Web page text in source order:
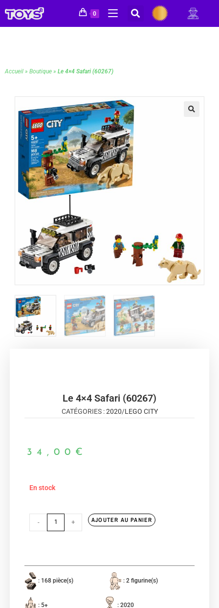
0
Accueil » Boutique » Le 4×4 Safari (60267)
Le 4×4 Safari (60267)
CATÉGORIES :2020/LEGO CITY
34,00 €
En stock
- + AJOUTER AU PANIER
: 168 pièce(s) : 2 figurine(s)
: 5+ : 2020